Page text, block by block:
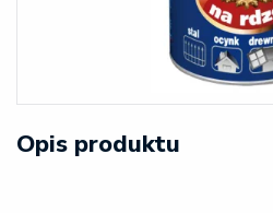
Opis produktu